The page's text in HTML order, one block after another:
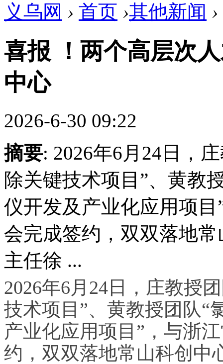
义乌网 › 首页 ›其他新闻 ›
喜报 ！两个高层次
中心
2026-6-30 09:22
摘要: 2026年6月24日，
除关键技术项目”、黄教
仪开发及产业化应用项
会完成签约，双双落地
主任徐 ...
2026年6月24日，庄教授
技术项目”、黄教授团队“
产业化应用项目”，与浙
约，双双落地常山科创中